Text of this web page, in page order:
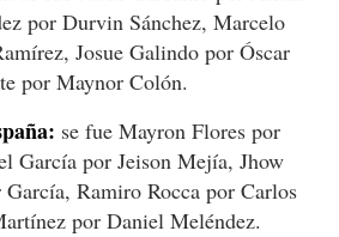
por Durvin Sánchez, Marcelo
Josue Galindo por Óscar
por Maynor Colón.
se fue Mayron Flores por
García por Jeison Mejía, Jhow
Ramiro Rocca por Carlos
por Daniel Meléndez.